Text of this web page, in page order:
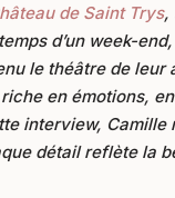
de Saint Trys,
d’un week-
le théâtre de leur
en émotions,
interview, Camille
détail reflète la